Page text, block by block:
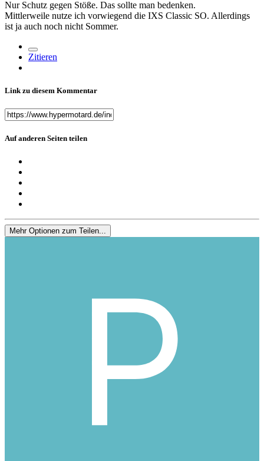
Nur Schutz gegen Stöße. Das sollte man bedenken.
Mittlerweile nutze ich vorwiegend die IXS Classic SO. Allerdings
ist ja auch noch nicht Sommer.
Zitieren
Link zu diesem Kommentar
Auf anderen Seiten teilen
Mehr Optionen zum Teilen...